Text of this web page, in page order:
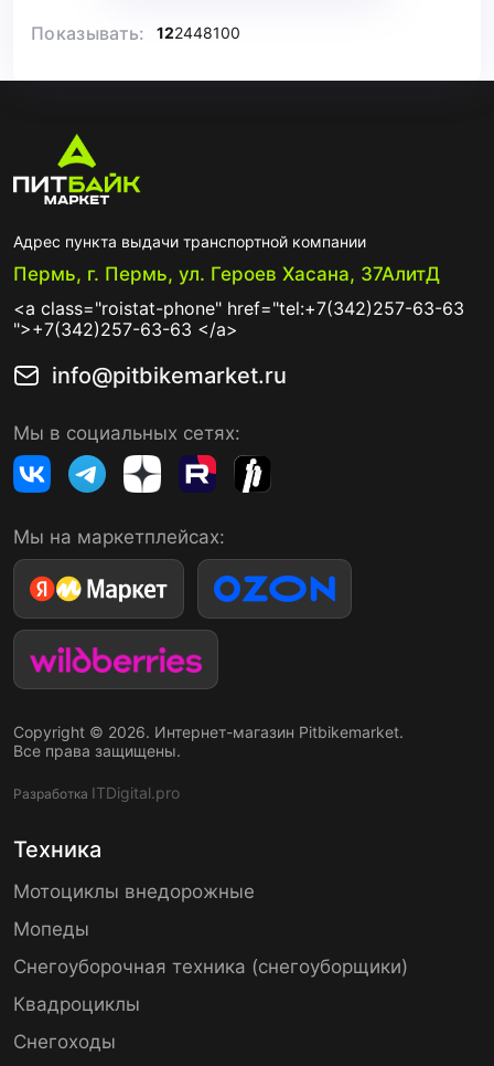
Показывать: 122448100
Адрес пункта выдачи транспортной компании
Пермь, г. Пермь, ул. Героев Хасана, 37АлитД
<a class="roistat-phone" href="tel:+7(342)257-63-63
">+7(342)257-63-63 </a>
info@pitbikemarket.ru
Мы в социальных сетях:
Мы на маркетплейсах:
Copyright © 2026. Интернет-магазин Pitbikemarket.
Все права защищены.
Разработка ITDigital.pro
Техника
Мотоциклы внедорожные
Мопеды
Снегоуборочная техника (снегоуборщики)
Квадроциклы
Снегоходы